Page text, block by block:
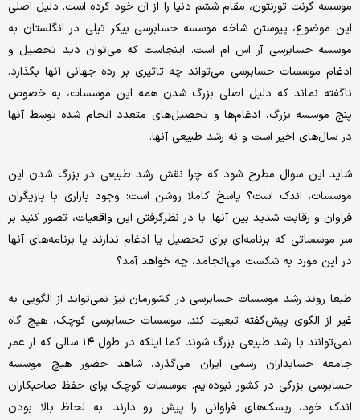
موسسه گرنت تورنتون، مقام ششم دنیا را از آن خود کرده است. دلیل اصلی
این موضوع، پیوستن شاخه موسسه حسابرسی بیکر تیلی در انگلستان به
موسسه حسابرسی آر اس ام است. اینجاست که می‌توان دید تحصیل و
ادغام موسسات حسابرسی می‌تواند چه تاثیری بر رده جهانی آنها بگذارد.
نا‌گفته نماند که دلیل اصلی بزرگ شدن همه این موسسات، به خصوص
پنج موسسه بزرگ، ادغام‌ها و تحصیل‌های متعدد انجام شده توسط آنها
در سال‌های اخیر است و نه رشد طبیعی آنها.
شاید این سوال مطرح شود که چرا نقش رشد طبیعی در بزرگ شدن این
موسسات، اندک است؟ پاسخ کاملا روشن است: وجود بازاری با بازیگران
فراوان و رقابت شدید بین آنها. با در نظرگرفتن این واقعیات، تصور کنید بر
سر موسساتی که برنامه‌ای برای تحصیل یا ادغام ندارند یا برنامه‌های آنها
در این مورد به شکست می‌انجامد، چه خواهد آمد؟
طبعا روند رشد موسسات حسابرسی در کشورمان نیز نمی‌تواند از الگویی به
غیر از الگوی پیش‌گفته تبعیت کند. موسسات حسابرسی کوچک، هیچ گاه
نمی‌توانند با رشد طبیعی بزرگ شوند کما اینکه در طول ۱۴ سالی که از عمر
جامعه حسابداران رسمی ایران می‌گذرد، شاهد حضور هیچ موسسه
حسابرسی بزرگی در کشور نبوده‌ایم. موسسات کوچک برای حفظ صاحبکاران
اندک خود، ریسک‌های فراوانی را پیش رو دارند. به لحاظ بالا بودن